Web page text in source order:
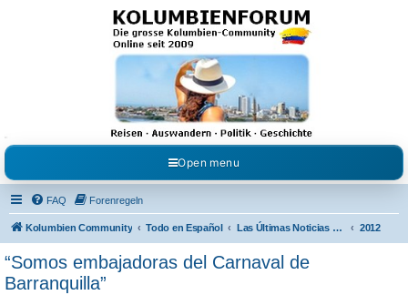
Kolumbienforum - Das
grosse Forum der
Freunde Kolumbiens
Reisen, Auswandern, Kultur, Politik, Geschichte und Visum in Kolumbien und Venezuela.
Austausch, Erfahrungen und Gemeinschaft im Kolumbienforum
Open menu
FAQ Forenregeln
Kolumbien Community Todo en Español Las Últimas Noticias en Español 2012
“Somos embajadoras del Carnaval de
Barranquilla”